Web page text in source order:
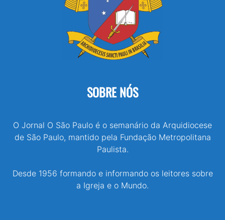
SOBRE NÓS
O Jornal O São Paulo é o semanário da Arquidiocese
de São Paulo, mantido pela Fundação Metropolitana
Paulista.
Desde 1956 formando e informando os leitores sobre
a Igreja e o Mundo.